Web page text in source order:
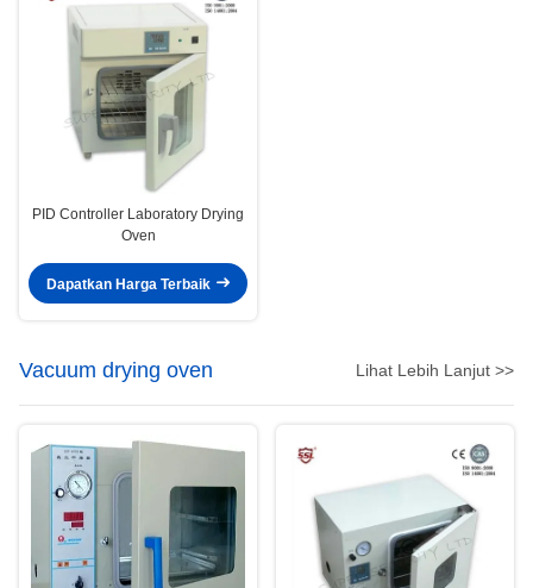
PID Controller Laboratory Drying
Oven
Dapatkan Harga Terbaik
Vacuum drying oven Lihat Lebih Lanjut >>